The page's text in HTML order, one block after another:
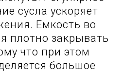
сусла ускоряет
Емкость во
плотно закрывать
что при этом
большое